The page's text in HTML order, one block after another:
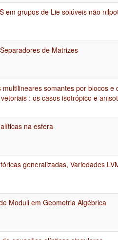
em grupos de Lie solúveis não
de Matrizes
multilineares somantes por blocos
: os casos isotrópico e
na esfera
generalizadas, Variedades
Moduli em Geometria Algébrica